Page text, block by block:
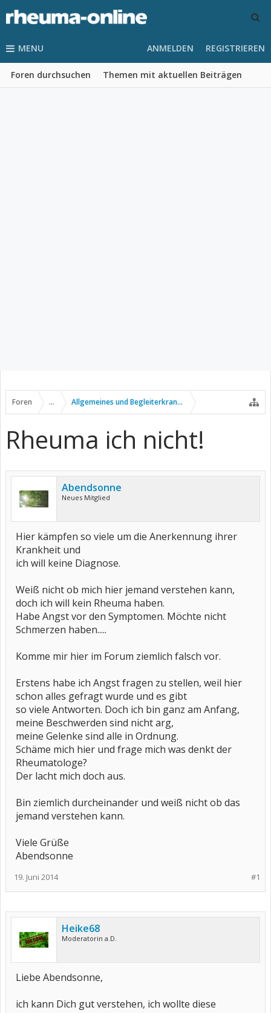
MENU
Foren durchsuchen Themen mit aktuellen Beiträgen
ANMELDEN REGISTRIEREN
Foren ... Allgemeines und Begleiterkrankungen
Rheuma ich nicht!
Abendsonne
Neues Mitglied
Hier kämpfen so viele um die Anerkennung ihrer
Krankheit und
ich will keine Diagnose.
Weiß nicht ob mich hier jemand verstehen kann,
doch ich will kein Rheuma haben.
Habe Angst vor den Symptomen. Möchte nicht
Schmerzen haben.....
Komme mir hier im Forum ziemlich falsch vor.
Erstens habe ich Angst fragen zu stellen, weil hier
schon alles gefragt wurde und es gibt
so viele Antworten. Doch ich bin ganz am Anfang,
meine Beschwerden sind nicht arg,
meine Gelenke sind alle in Ordnung.
Schäme mich hier und frage mich was denkt der
Rheumatologe?
Der lacht mich doch aus.
Bin ziemlich durcheinander und weiß nicht ob das
jemand verstehen kann.
Viele Grüße
Abendsonne
#1
19. Juni 2014
Heike68
Moderatorin a.D.
Liebe Abendsonne,
ich kann Dich gut verstehen, ich wollte diese